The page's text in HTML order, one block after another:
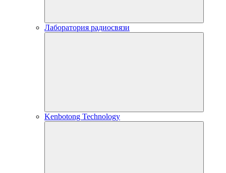
Лаборатория радиосвязи
Kenbotong Technology